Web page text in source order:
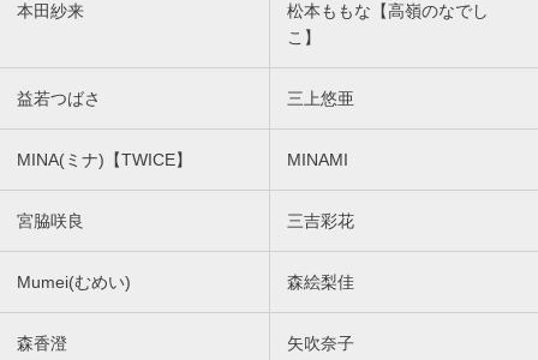
本田紗来
松本ももな【高嶺のなでし
こ】
益若つばさ 三上悠亜
MINA(ミナ)【TWICE】 MINAMI
宮脇咲良 三吉彩花
Mumei(むめい) 森絵梨佳
森香澄 矢吹奈子